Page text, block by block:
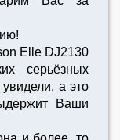
Elle DJ2130
серьёзных
а это
Ваши